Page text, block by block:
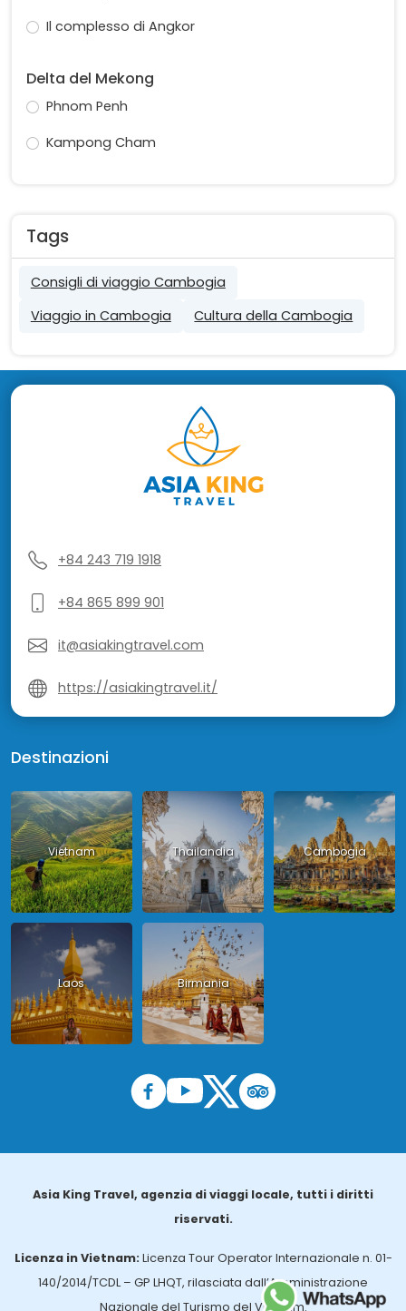
Il complesso di Angkor
Delta del Mekong
Phnom Penh
Kampong Cham
Tags
Consigli di viaggio Cambogia
Viaggio in Cambogia
Cultura della Cambogia
+84 243 719 1918
+84 865 899 901
it@asiakingtravel.com
https://asiakingtravel.it/
Destinazioni
Vietnam Thailandia Cambogia
Laos Birmania
Asia King Travel, agenzia di viaggi locale, tutti i diritti
riservati.
Licenza in Vietnam: Licenza Tour Operator Internazionale n. 01-
140/2014/TCDL – GP LHQT, rilasciata dall’Amministrazione
Nazionale del Turismo del Vietnam.